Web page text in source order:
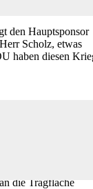
den Hauptsponsor
Scholz, etwas
haben diesen
die Tragfläche